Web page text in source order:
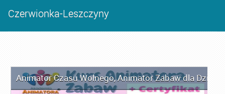
Czerwionka-Leszczyny
Animator Czasu Wolnego,Animator Zabaw dla Dzieci